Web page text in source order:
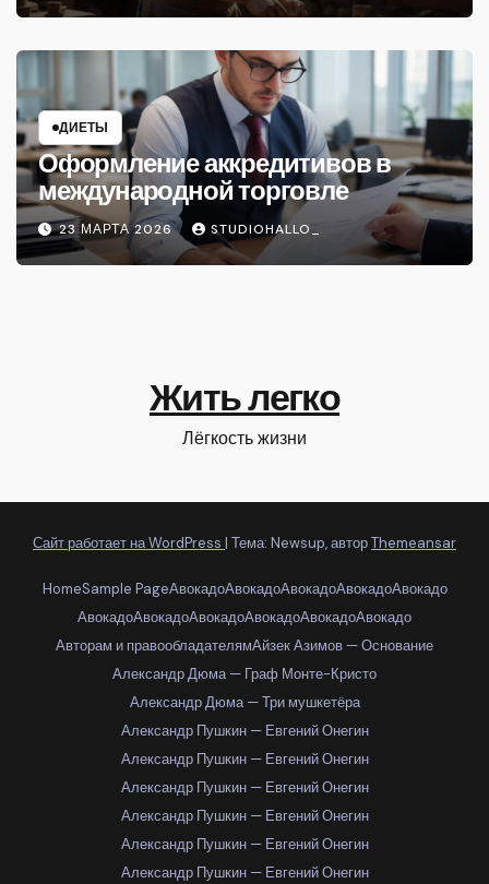
ДИЕТЫ
Оформление аккредитивов в
международной торговле
23 МАРТА 2026 STUDIOHALLO_
Жить легко
Лёгкость жизни
Сайт работает на WordPress | Тема: Newsup, авторThemeansar
HomeSample PageАвокадоАвокадоАвокадоАвокадоАвокадо
АвокадоАвокадоАвокадоАвокадоАвокадоАвокадо
Авторам и правообладателямАйзек Азимов — Основание
Александр Дюма — Граф Монте-Кристо
Александр Дюма — Три мушкетёра
Александр Пушкин — Евгений Онегин
Александр Пушкин — Евгений Онегин
Александр Пушкин — Евгений Онегин
Александр Пушкин — Евгений Онегин
Александр Пушкин — Евгений Онегин
Александр Пушкин — Евгений Онегин